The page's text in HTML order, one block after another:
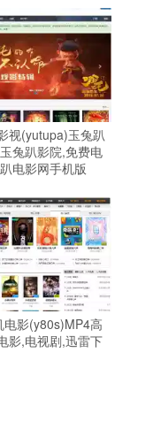
视(yutupa)玉兔趴
兔趴影院,免费电
电影网手机版
电影(y80s)MP4高
影,电视剧,迅雷下